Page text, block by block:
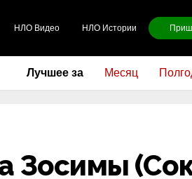
НЛО Видео НЛО Истории
Лучшее за Месяц
Зосимы